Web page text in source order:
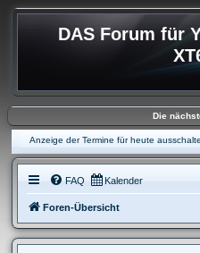
DAS Forum für
Die
Anzeige der Termine für heute
FAQ Kalender
Foren-Übersicht